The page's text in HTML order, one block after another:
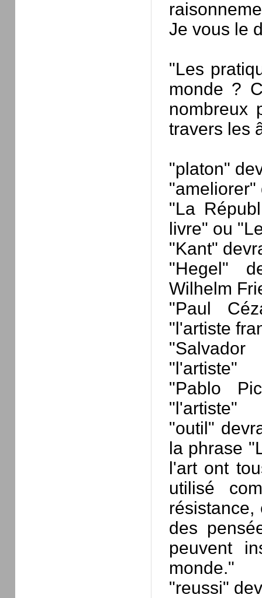
Je vous le
"Les
monde ?
nombreux
travers les
"platon"
"ameliorer"
"La
livre" ou
"Kant"
"Hegel"
Wilhelm
"Paul
"l'artiste
"l'artiste"
"Pablo
"l'artiste"
"outil"
la phrase
l'art ont
utilisé
des
peuvent
monde."
"reussi"